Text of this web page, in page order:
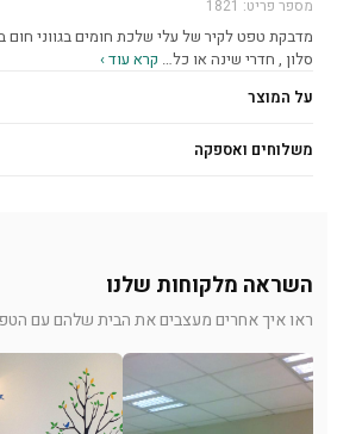
מספר פריט: 1821
מדבקת טפט לקיר של עלי שלכת חומים בגווני חום
סלון , חדרי שינה או כל… קרא עוד ›
על המוצר
משלוחים ואספקה
השראה מלקוחות שלנו
ראו איך אחרים מעצבים את הבית שלהם עם